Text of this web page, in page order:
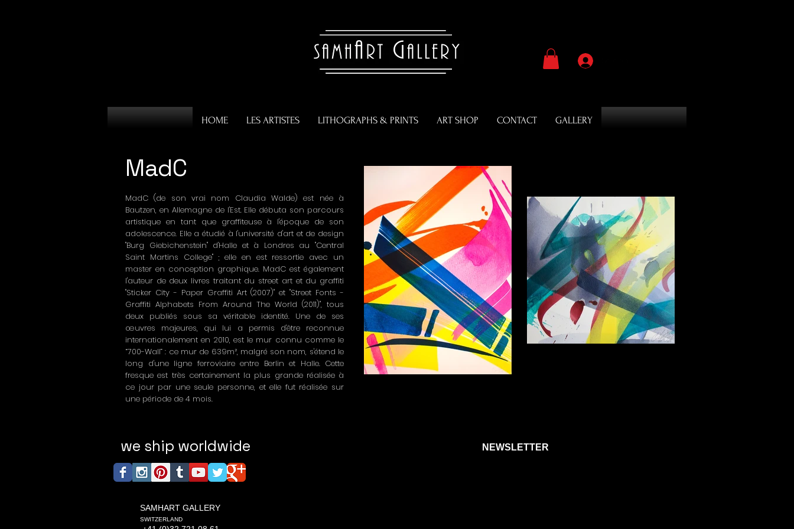
HOME LES ARTISTES LITHOGRAPHS & PRINTS ART SHOP CONTACT GALLERY
MadC
MadC (de son vrai nom Claudia Walde) est née à
Bautzen, en Allemagne de l'Est. Elle débuta son parcours
artistique en tant que graffiteuse à l'époque de son
adolescence. Elle a étudié à l'université d'art et de design
"Burg Giebichenstein" d'Halle et à Londres au "Central
Saint Martins College" ; elle en est ressortie avec un
master en conception graphique. MadC est également
l'auteur de deux livres traitant du street art et du graffiti
"Sticker City - Paper Graffiti Art (2007)" et "Street Fonts -
Graffiti Alphabets From Around The World (2011)", tous
deux publiés sous sa véritable identité. Une de ses
œuvres majeures, qui lui a permis d'être reconnue
internationalement en 2010, est le mur connu comme le
“700-Wall” : ce mur de 639m², malgré son nom, s'étend le
long d'une ligne ferroviaire entre Berlin et Halle. Cette
fresque est très certainement la plus grande réalisée à
ce jour par une seule personne, et elle fut réalisée sur
une période de 4 mois.
SAMHART GALLERY
SWITZERLAND
we ship worldwide NEWSLETTER